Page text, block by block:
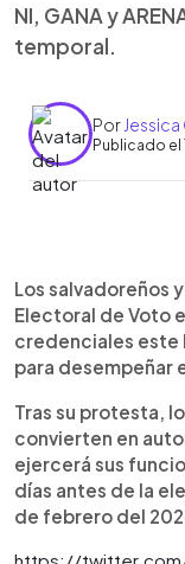
NI, GANA y
temporal.
Por
Publicado el
►
Los salvadoreños
Electoral de Voto
credenciales este
para desempeñar
Tras su protesta,
convierten en
ejercerá sus
días antes de la
de febrero del